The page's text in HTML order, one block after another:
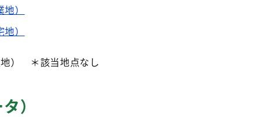
）
）
） ＊該当地点なし
）